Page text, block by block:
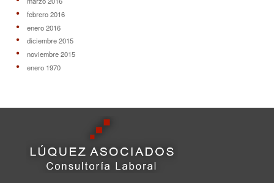
febrero 2016
enero 2016
diciembre 2015
noviembre 2015
enero 1970